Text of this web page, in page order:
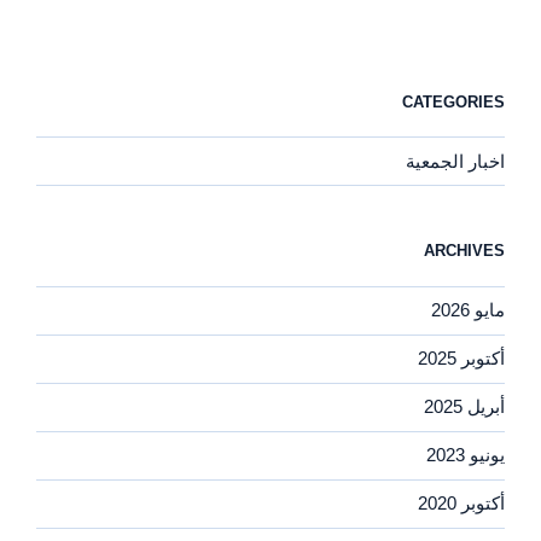
CATEGORIES
اخبار الجمعية
ARCHIVES
مايو 2026
أكتوبر 2025
أبريل 2025
يونيو 2023
أكتوبر 2020